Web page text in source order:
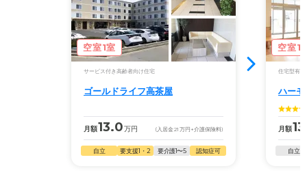
空室1室
サービス付き高齢者向け住宅
ゴールドライフ高茶屋
月額13.0万円 (入居金21 万円 +介護保険料)
自立 要支援1・2 要介護1〜5 認知症可
空室1
住宅型有料
ハー
月額
自立